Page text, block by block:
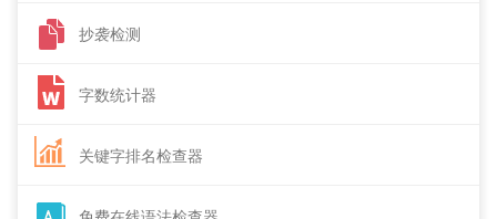
抄袭检测
字数统计器
关键字排名检查器